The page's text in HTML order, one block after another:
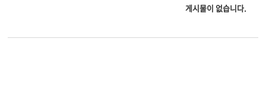
게시물이 없습니다.